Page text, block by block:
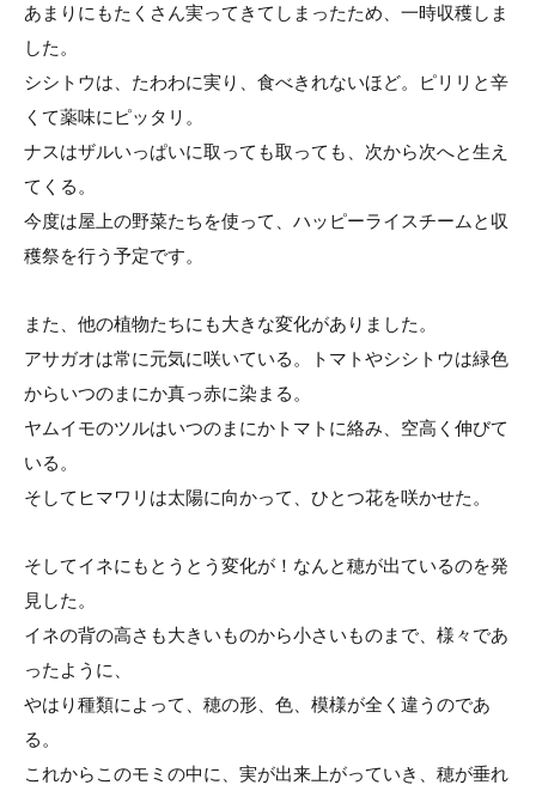
あまりにもたくさん実ってきてしまったため、一時収穫しま
した。
シシトウは、たわわに実り、食べきれないほど。ピリリと辛
くて薬味にピッタリ。
ナスはザルいっぱいに取っても取っても、次から次へと生え
てくる。
今度は屋上の野菜たちを使って、ハッピーライスチームと収
穫祭を行う予定です。
また、他の植物たちにも大きな変化がありました。
アサガオは常に元気に咲いている。トマトやシシトウは緑色
からいつのまにか真っ赤に染まる。
ヤムイモのツルはいつのまにかトマトに絡み、空高く伸びて
いる。
そしてヒマワリは太陽に向かって、ひとつ花を咲かせた。
そしてイネにもとうとう変化が！なんと穂が出ているのを発
見した。
イネの背の高さも大きいものから小さいものまで、様々であ
ったように、
やはり種類によって、穂の形、色、模様が全く違うのであ
る。
これからこのモミの中に、実が出来上がっていき、穂が垂れ